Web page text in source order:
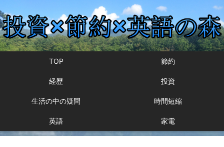
TOP 節約
経歴 投資
生活の中の疑問 時間短縮
英語 家電